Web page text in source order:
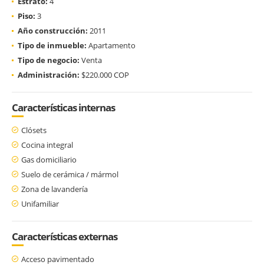
Piso: 3
Año construcción: 2011
Tipo de inmueble: Apartamento
Tipo de negocio: Venta
Administración: $220.000 COP
Características internas
Clósets
Cocina integral
Gas domiciliario
Suelo de cerámica / mármol
Zona de lavandería
Unifamiliar
Características externas
Acceso pavimentado